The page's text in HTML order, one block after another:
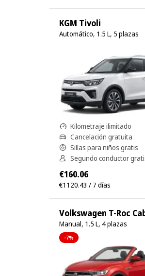
KGM Tivoli
Automático, 1.5 L, 5 plazas
Kilometraje ilimitado
Cancelación gratuita
Sillas para niños gratis
Segundo conductor
€160.06
€1120.43 / 7 días
Volkswagen T-Roc
Manual, 1.5 L, 4 plazas
-7%